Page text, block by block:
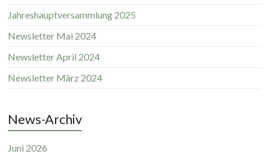
Jahreshauptversammlung 2025
Newsletter Mai 2024
Newsletter April 2024
Newsletter März 2024
News-Archiv
Juni 2026